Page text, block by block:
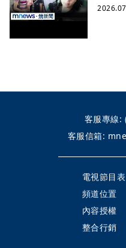
客服專線:
客服信箱:
電視節目表
頻道位置
內容授權
整合行銷